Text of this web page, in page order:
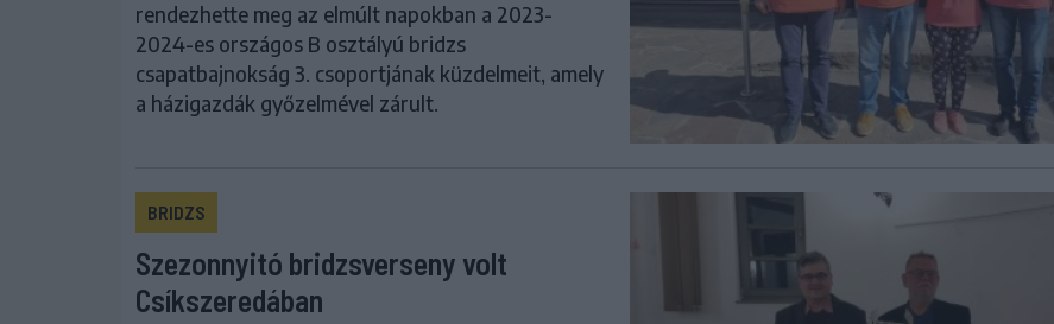
rendezhette meg az elmúlt napokban a 2023-
2024-es országos B osztályú bridzs
csapatbajnokság 3. csoportjának küzdelmeit, amely
a házigazdák győzelmével zárult.
BRIDZS
Szezonnyitó bridzsverseny volt
Csíkszeredában